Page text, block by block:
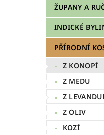
ŽUPANY A
INDICKÉ
PŘÍRODNÍ
Z KONOPÍ
Z MEDU
Z
Z OLIV
KOZÍ